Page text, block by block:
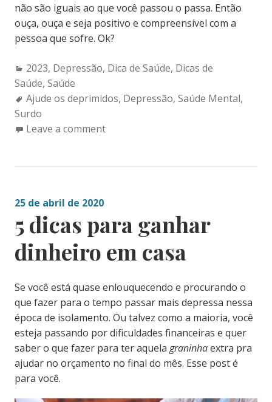
não são iguais ao que você passou o passa. Então
ouça, ouça e seja positivo e compreensível com a
pessoa que sofre. Ok?
Categories:
2023, Depressão, Dica de Saúde, Dicas de
Saúde, Saúde
Tags:
Ajude os deprimidos, Depressão, Saúde Mental,
Surdo
Leave a comment
25 de abril de 2020
5 dicas para ganhar
dinheiro em casa
Se você está quase enlouquecendo e procurando o
que fazer para o tempo passar mais depressa nessa
época de isolamento. Ou talvez como a maioria, você
esteja passando por dificuldades financeiras e quer
saber o que fazer para ter aquela graninhaextra pra
ajudar no orçamento no final do mês. Esse post é
para você.